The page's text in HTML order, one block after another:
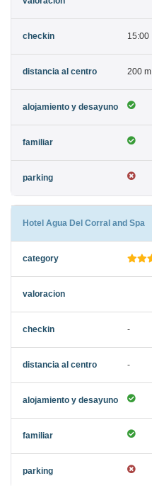
15:00
200 m
Hotel Agua Del Corral and Spa
-
-